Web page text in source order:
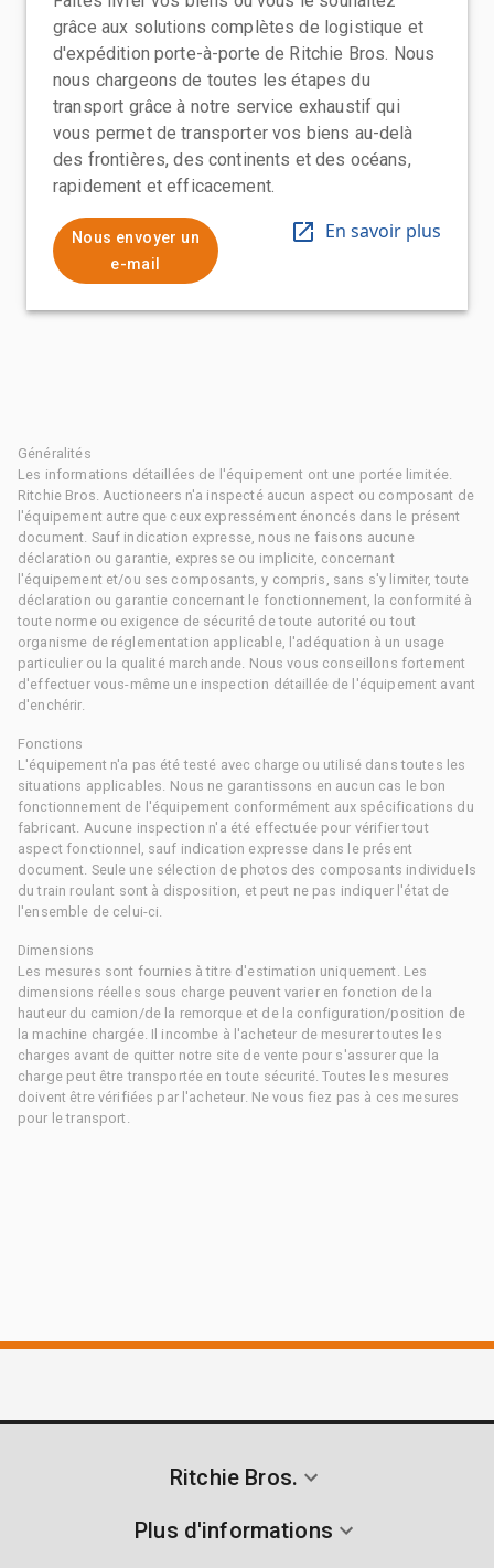
grâce aux solutions complètes de logistique et
d'expédition porte-à-porte de Ritchie Bros. Nous
nous chargeons de toutes les étapes du
transport grâce à notre service exhaustif qui
vous permet de transporter vos biens au-delà
des frontières, des continents et des océans,
rapidement et efficacement.
Nous envoyer un
e-mail
En savoir plus
Généralités
Les informations détaillées de l'équipement ont une portée limitée.
Ritchie Bros. Auctioneers n'a inspecté aucun aspect ou composant de
l'équipement autre que ceux expressément énoncés dans le présent
document. Sauf indication expresse, nous ne faisons aucune
déclaration ou garantie, expresse ou implicite, concernant
l'équipement et/ou ses composants, y compris, sans s'y limiter, toute
déclaration ou garantie concernant le fonctionnement, la conformité à
toute norme ou exigence de sécurité de toute autorité ou tout
organisme de réglementation applicable, l'adéquation à un usage
particulier ou la qualité marchande. Nous vous conseillons fortement
d'effectuer vous-même une inspection détaillée de l'équipement avant
d'enchérir.
Fonctions
L'équipement n'a pas été testé avec charge ou utilisé dans toutes les
situations applicables. Nous ne garantissons en aucun cas le bon
fonctionnement de l'équipement conformément aux spécifications du
fabricant. Aucune inspection n'a été effectuée pour vérifier tout
aspect fonctionnel, sauf indication expresse dans le présent
document. Seule une sélection de photos des composants individuels
du train roulant sont à disposition, et peut ne pas indiquer l'état de
l'ensemble de celui-ci.
Dimensions
Les mesures sont fournies à titre d'estimation uniquement. Les
dimensions réelles sous charge peuvent varier en fonction de la
hauteur du camion/de la remorque et de la configuration/position de
la machine chargée. Il incombe à l'acheteur de mesurer toutes les
charges avant de quitter notre site de vente pour s'assurer que la
charge peut être transportée en toute sécurité. Toutes les mesures
doivent être vérifiées par l'acheteur. Ne vous fiez pas à ces mesures
pour le transport.
Ritchie Bros.
Plus d'informations